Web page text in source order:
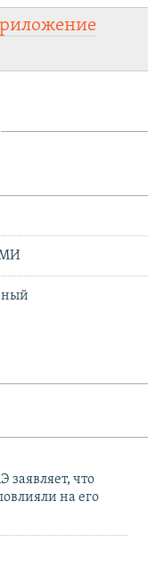
заявляет, что
на его